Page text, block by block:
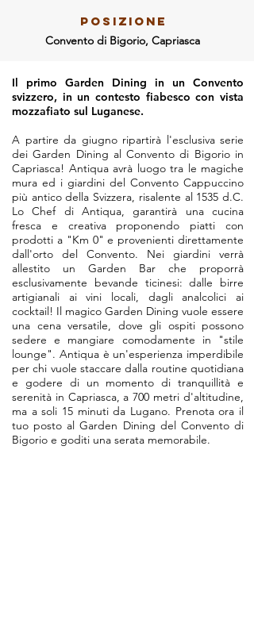
POSIZIONE
Convento di Bigorio, Capriasca
Il primo Garden Dining in un Convento
svizzero, in un contesto fiabesco con vista
mozzafiato sul Luganese.
A partire da giugno ripartirà l'esclusiva serie
dei Garden Dining al Convento di Bigorio in
Capriasca! Antiqua avrà luogo tra le magiche
mura ed i giardini del Convento Cappuccino
più antico della Svizzera, risalente al 1535 d.C.
Lo Chef di Antiqua, garantirà una cucina
fresca e creativa proponendo piatti con
prodotti a "Km 0" e provenienti direttamente
dall'orto del Convento. Nei giardini verrà
allestito un Garden Bar che proporrà
esclusivamente bevande ticinesi: dalle birre
artigianali ai vini locali, dagli analcolici ai
cocktail! Il magico Garden Dining vuole essere
una cena versatile, dove gli ospiti possono
sedere e mangiare comodamente in "stile
lounge". Antiqua è un'esperienza imperdibile
per chi vuole staccare dalla routine quotidiana
e godere di un momento di tranquillità e
serenità in Capriasca, a 700 metri d'altitudine,
ma a soli 15 minuti da Lugano. Prenota ora il
tuo posto al Garden Dining del Convento di
Bigorio e goditi una serata memorabile.